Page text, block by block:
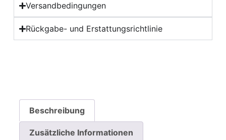
Versandbedingungen
Rückgabe- und Erstattungsrichtlinie
Beschreibung
Zusätzliche Informationen